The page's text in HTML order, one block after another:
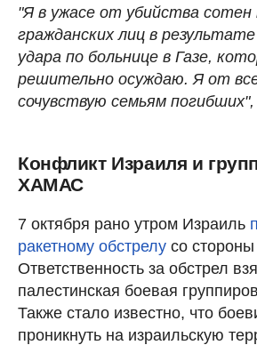
"Я в ужасе от убийства сотен
гражданских лиц в
удара по больнице в Газе,
решительно осуждаю. Я от
сочувствую семьям погибших",
Конфликт Израиля и
ХАМАС
7 октября рано утром Израиль
ракетному обстрелу со стороны
Ответственность за обстрел
палестинская боевая
Также стало известно, что
проникнуть на израильскую